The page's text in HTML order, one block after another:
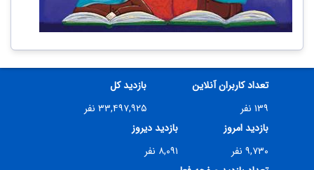
تعداد کاربران آنلاین
۱۳۹ نفر
بازدید کل
۳۳,۴۹۷,۹۲۵ نفر
بازدید امروز
۹,۷۳۰ نفر
بازدید دیروز
۸,۰۹۱ نفر